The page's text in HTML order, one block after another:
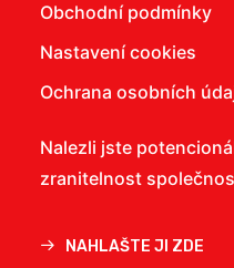
Obchodní podmínky
Nastavení cookies
Ochrana osobních
Nalezli jste
zranitelnost
NAHLAŠTE JI ZDE